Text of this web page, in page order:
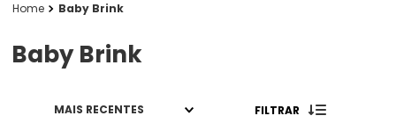
Baby Brink
Baby Brink
MAIS RECENTES FILTRAR